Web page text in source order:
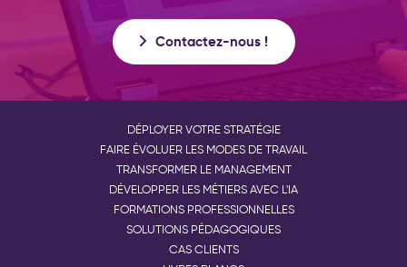
Contactez-nous !
DÉPLOYER VOTRE STRATÉGIE
FAIRE ÉVOLUER LES MODES DE TRAVAIL
TRANSFORMER LE MANAGEMENT
DÉVELOPPER LES MÉTIERS AVEC L'IA
FORMATIONS PROFESSIONNELLES
SOLUTIONS PÉDAGOGIQUES
CAS CLIENTS